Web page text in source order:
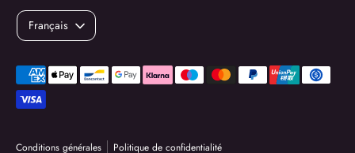
Conditions générales Politique de confidentialité
LangueFrançais
Méthodes
de
paiement